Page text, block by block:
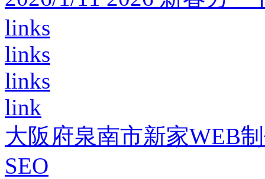
links
links
links
link
大阪府泉南市新家WEB
SEO